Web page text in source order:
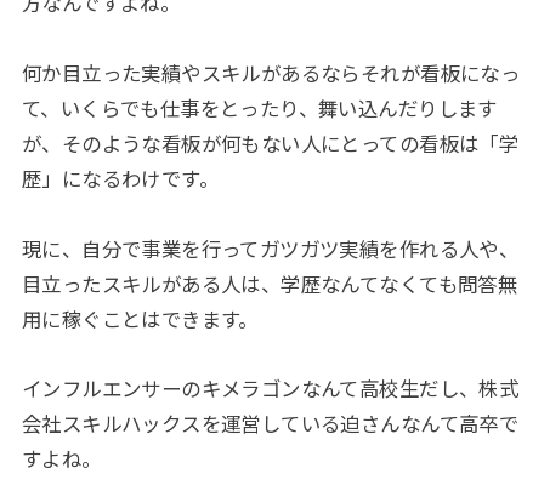
何か目立った実績やスキルがあるならそれが看板になっ
て、いくらでも仕事をとったり、舞い込んだりします
が、そのような看板が何もない人にとっての看板は「学
歴」になるわけです。
現に、自分で事業を行ってガツガツ実績を作れる人や、
目立ったスキルがある人は、学歴なんてなくても問答無
用に稼ぐことはできます。
インフルエンサーのキメラゴンなんて高校生だし、株式
会社スキルハックスを運営している迫さんなんて高卒で
すよね。